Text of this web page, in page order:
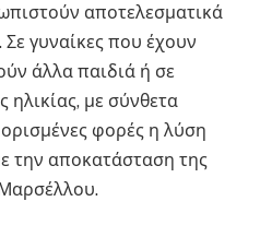
αποτελεσματικά
γυναίκες που έχουν
άλλα παιδιά ή σε
ηλικίας, με σύνθετα
φορές η λύση
την αποκατάσταση της